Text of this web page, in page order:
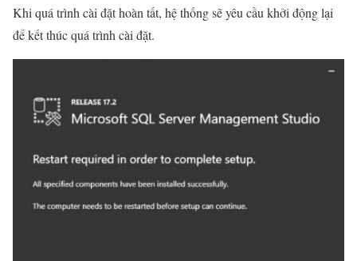
Khi quá trình cài đặt hoàn tất, hệ thống sẽ yêu cầu khởi động lại
để kết thúc quá trình cài đặt.